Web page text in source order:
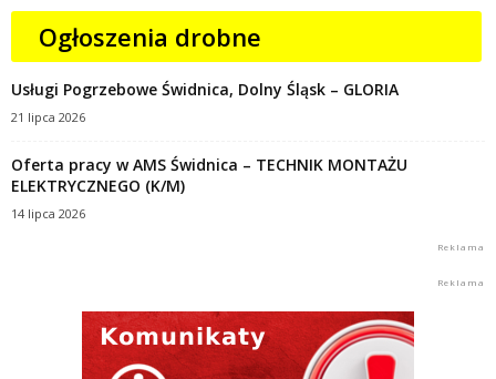
Ogłoszenia drobne
Usługi Pogrzebowe Świdnica, Dolny Śląsk – GLORIA
21 lipca 2026
Oferta pracy w AMS Świdnica – TECHNIK MONTAŻU
ELEKTRYCZNEGO (K/M)
14 lipca 2026